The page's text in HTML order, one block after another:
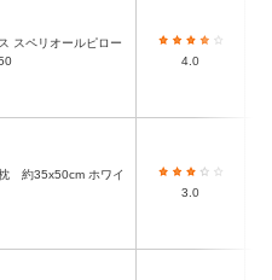
4.0
3.0